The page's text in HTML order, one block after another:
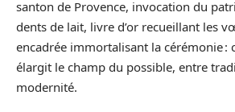
santon de Provence, invocation du
dents de lait, livre d’or recueillant les
encadrée immortalisant la cérémonie :
élargit le champ du possible, entre
modernité.